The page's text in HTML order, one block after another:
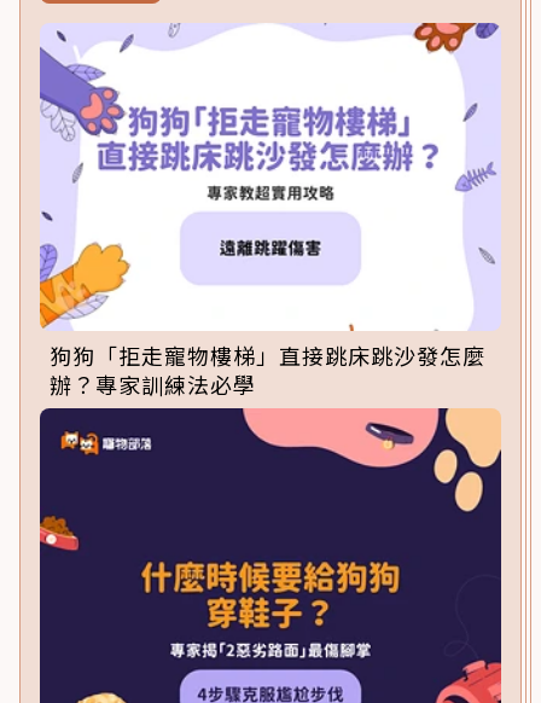
狗狗「拒走寵物樓梯」直接跳床跳沙發怎麼
辦？專家訓練法必學